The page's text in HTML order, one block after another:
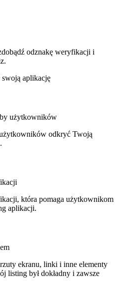
odznakę weryfikacji i
aplikację
użytkowników
odkryć Twoją
która pomaga użytkownikom
aplikacji.
ekranu, linki i inne elementy
listing był dokładny i zawsze